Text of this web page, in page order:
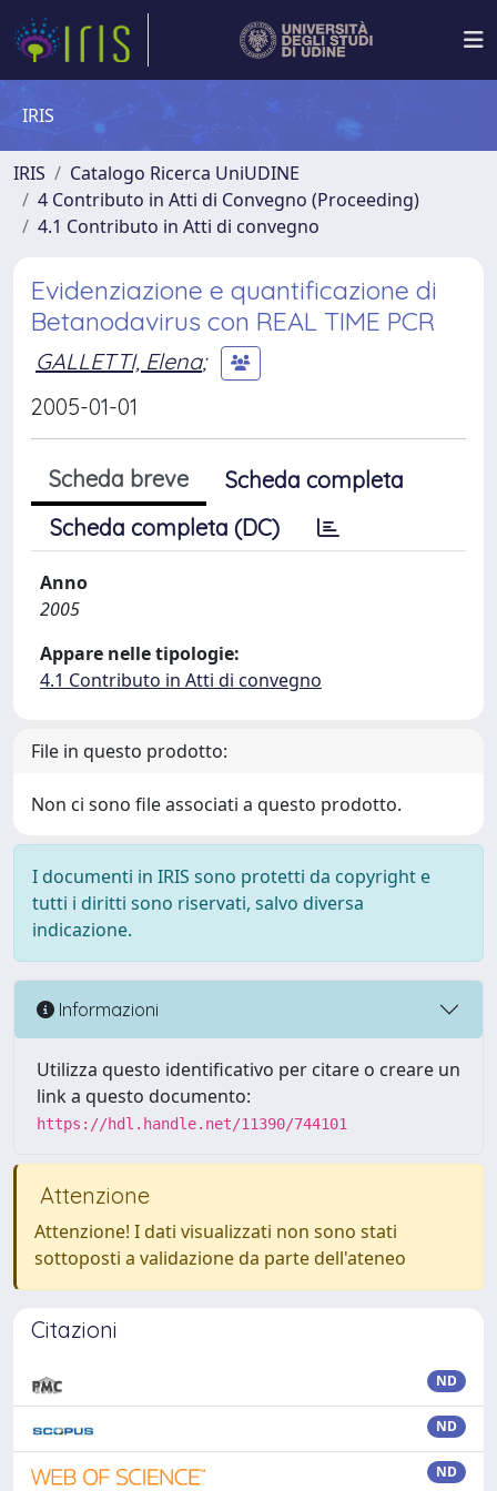
IRIS
IRIS
Catalogo Ricerca UniUDINE
4 Contributo in Atti di Convegno (Proceeding)
4.1 Contributo in Atti di convegno
Evidenziazione e quantificazione di
Betanodavirus con REAL TIME PCR
GALLETTI, Elena;
2005-01-01
Scheda breve
Scheda completa
Scheda completa (DC)
Anno
2005
Appare nelle tipologie:
4.1 Contributo in Atti di convegno
File in questo prodotto:
Non ci sono file associati a questo prodotto.
I documenti in IRIS sono protetti da copyright e
tutti i diritti sono riservati, salvo diversa
indicazione.
Informazioni
Utilizza questo identificativo per citare o creare un
link a questo documento:
https://hdl.handle.net/11390/744101
Attenzione
Attenzione! I dati visualizzati non sono stati
sottoposti a validazione da parte dell'ateneo
Citazioni
ND
ND
ND